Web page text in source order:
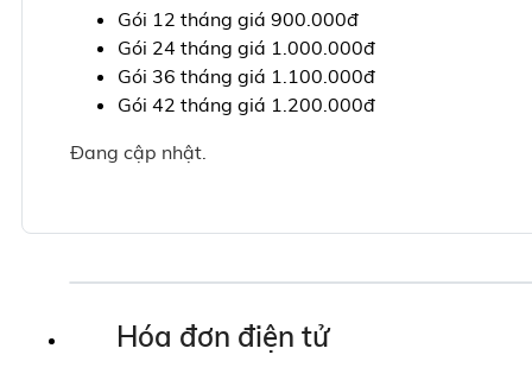
Gói 12 tháng giá 900.000đ
Gói 24 tháng giá 1.000.000đ
Gói 36 tháng giá 1.100.000đ
Gói 42 tháng giá 1.200.000đ
Đang cập nhật.
Hóa đơn điện tử